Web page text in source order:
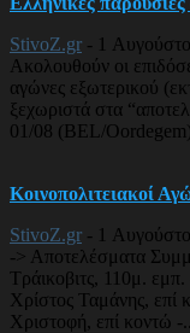
StivoZ.gr - 1
Ακολουθούν οι
αγώνες εξωτερικού
ξεχωριστά στα
01/08 (BEL/
Κοινοπολιτειακοί
StivoZ.gr - 1
-> Αποτελέσματα
Τράικοβιτς, 110μ.
Χρίστος Ταμάνης,
Χριστοφή, επί κοντώ -...